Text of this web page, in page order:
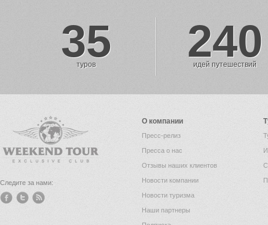
35
туров 240
идей путешествий
Следите за нами:
О компании
Пресс-релиз
Пресса о нас
Отзывы наших клиентов
Новости компании
Новости туризма
Наши партнеры